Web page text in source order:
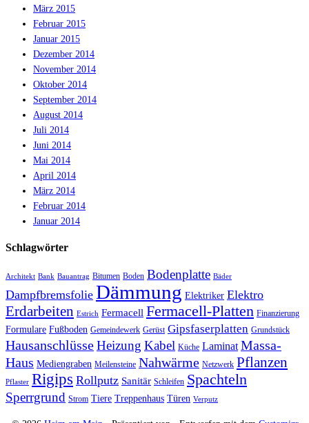
März 2015
Februar 2015
Januar 2015
Dezember 2014
November 2014
Oktober 2014
September 2014
August 2014
Juli 2014
Juni 2014
Mai 2014
April 2014
März 2014
Februar 2014
Januar 2014
Schlagwörter
Architekt Bank Bauantrag Bitumen Boden Bodenplatte Bäder
Dampfbremsfolie Dämmung Elektriker Elektro
Erdarbeiten Estrich Fermacell Fermacell-Platten Finanzierung
Formulare Fußboden Gemeindewerk Gerüst Gipsfaserplatten Grundstück
HausanschlüsseHeizung Kabel Küche Laminat Massa-
Haus Mediengraben Meilensteine Nahwärme Netzwerk Pflanzen
Pflaster Rigips Rollputz Sanitär Schleifen Spachteln
Sperrgrund Strom Tiere Treppenhaus Türen Verputz